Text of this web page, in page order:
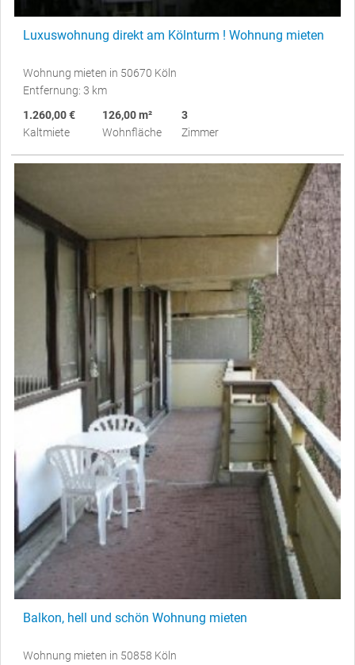
Luxuswohnung direkt am Kölnturm ! Wohnung mieten
Wohnung mieten in 50670 Köln
Entfernung: 3 km
1.260,00 €
Kaltmiete
126,00 m²
Wohnfläche
3
Zimmer
Balkon, hell und schön Wohnung mieten
Wohnung mieten in 50858 Köln